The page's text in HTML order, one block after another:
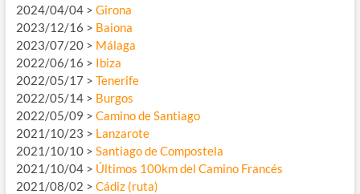
2024/04/04 > Girona
2023/12/16 > Baiona
2023/07/20 > Málaga
2022/06/16 > Ibiza
2022/05/17 > Tenerife
2022/05/14 > Burgos
2022/05/09 > Camino de Santiago
2021/10/23 > Lanzarote
2021/10/10 > Santiago de Compostela
2021/10/04 > Últimos 100km del Camino Francés
2021/08/02 > Cádiz (ruta)